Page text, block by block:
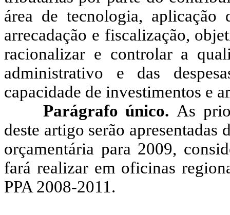
área de tecnologia, aplicação
arrecadação e fiscalização,
racionalizar e controlar a
administrativo e das
capacidade de investimentos e
Parágrafo único. As
deste artigo serão
orçamentária para 2009,
fará realizar em oficinas
PPA 2008-2011.